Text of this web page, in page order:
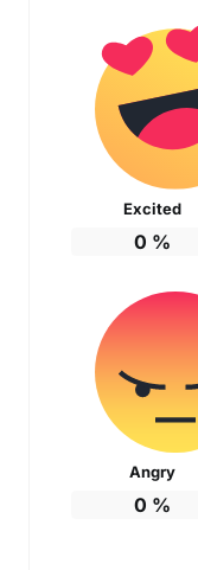
Excited
0 %
Angry
0 %